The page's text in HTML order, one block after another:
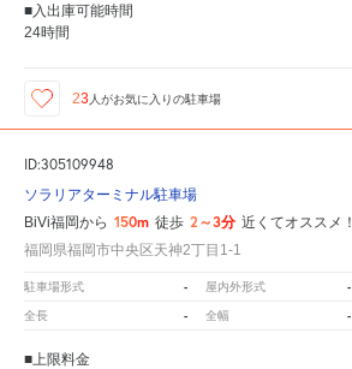
■入出庫可能時間
24時間
23 人がお気に入りの駐車場
ID:305109948
ソラリアターミナル駐車場
BiVi福岡から 150m 徒歩 2～3分 近くてオススメ！
福岡県福岡市中央区天神2丁目1-1
駐車場形式 - 屋内外形式 -
全長 - 全幅 -
■上限料金